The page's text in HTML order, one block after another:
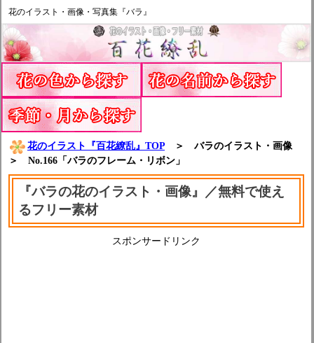
花のイラスト・画像・写真集『バラ』
花のイラスト『百花繚乱』TOP ＞ バラのイラスト・画像
＞ No.166「バラのフレーム・リボン」
『バラの花のイラスト・画像』／無料で使え
るフリー素材
スポンサードリンク